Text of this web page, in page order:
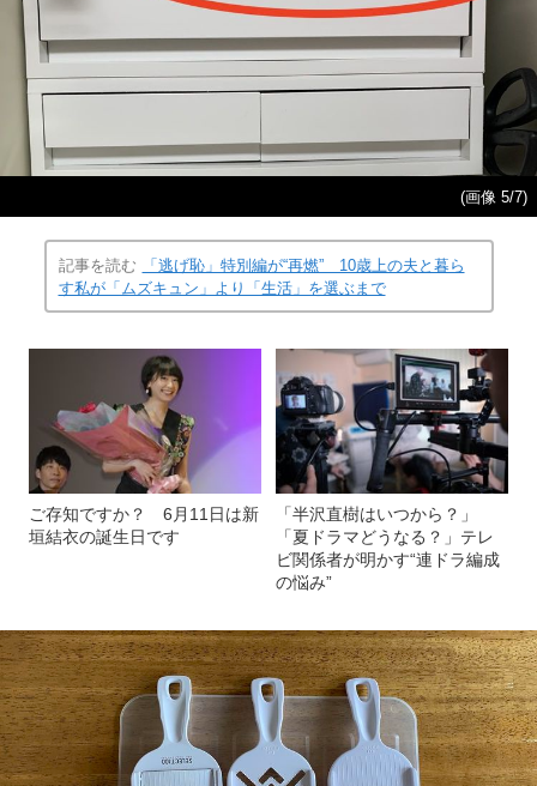
(画像 5/7)
記事を読む
「逃げ恥」特別編が“再燃” 10歳上の夫と暮ら
す私が「ムズキュン」より「生活」を選ぶまで
ご存知ですか？ 6月11日は新
垣結衣の誕生日です
「半沢直樹はいつから？」
「夏ドラマどうなる？」テレ
ビ関係者が明かす“連ドラ編成
の悩み”